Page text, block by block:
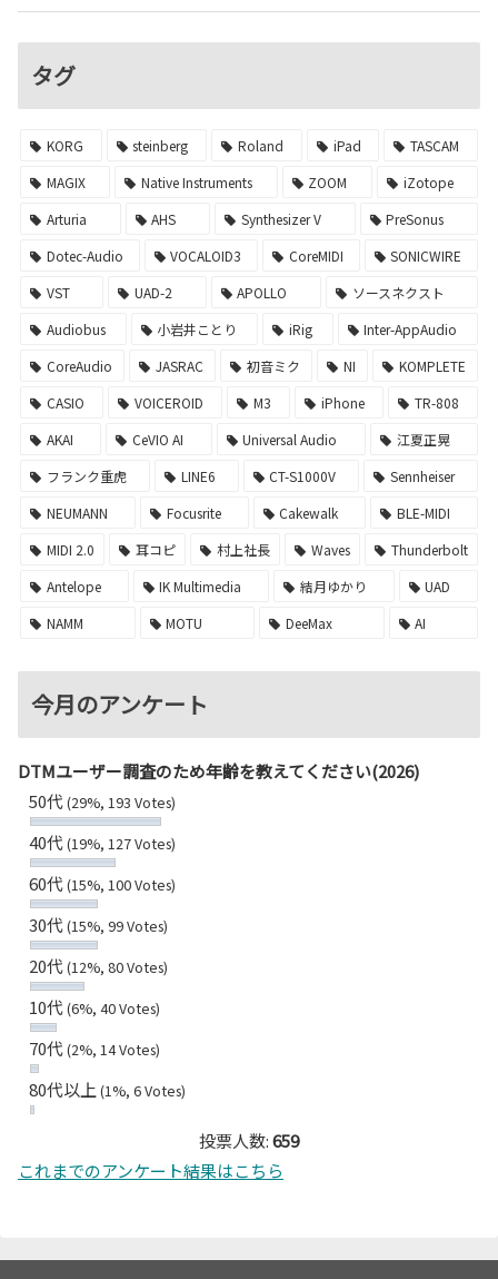
タグ
KORG steinberg Roland iPad
TASCAM
MAGIX
Native Instruments ZOOM
iZotope
Arturia
AHS Synthesizer V
PreSonus
Dotec-Audio
VOCALOID3 CoreMIDI
SONICWIRE
VST
UAD-2 APOLLO
ソースネクスト
Audiobus
小岩井ことり iRig
Inter-AppAudio
CoreAudio
JASRAC 初音ミク NI
KOMPLETE
CASIO
VOICEROID M3 iPhone
TR-808
AKAI
CeVIO AI Universal Audio
江夏正晃
フランク重虎
LINE6 CT-S1000V
Sennheiser
NEUMANN
Focusrite Cakewalk
BLE-MIDI
MIDI 2.0
耳コピ 村上社長 Waves
Thunderbolt
Antelope
IK Multimedia 結月ゆかり
UAD
NAMM
MOTU DeeMax AI
今月のアンケート
DTMユーザー調査のため年齢を教えてください(2026)
50代(29%, 193 Votes)
40代(19%, 127 Votes)
60代(15%, 100 Votes)
30代(15%, 99 Votes)
20代(12%, 80 Votes)
10代(6%, 40 Votes)
70代(2%, 14 Votes)
80代以上 (1%, 6 Votes)
投票人数:659
これまでのアンケート結果はこちら